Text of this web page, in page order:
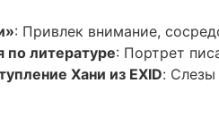
: Привлек внимание,
по литературе: Портрет
Хани из EXID: Слезы